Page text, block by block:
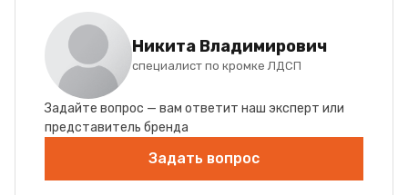
Никита Владимирович
специалист по кромке ЛДСП
Задайте вопрос — вам ответит наш эксперт или
представитель бренда
Задать вопрос